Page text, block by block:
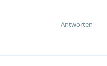
Antworten